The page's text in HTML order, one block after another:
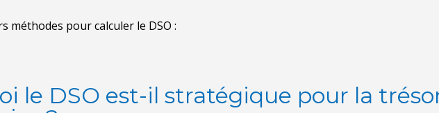
le DSO est-il stratégique pour la